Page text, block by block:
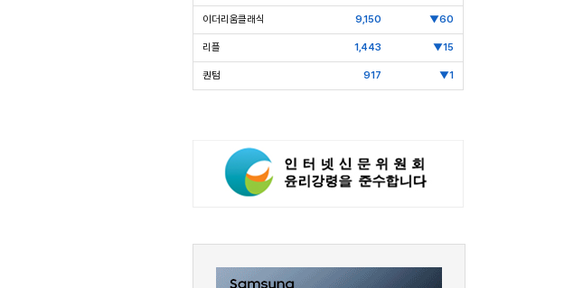
이더리움클래식 9,150 ▼60
리플 1,443 ▼15
퀀텀 917 ▼1